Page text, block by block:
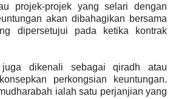
projek-projek yang selari dengan
akan dibahagikan bersama
dipersetujui pada ketika kontrak
juga dikenali sebagai qiradh atau
perkongsian keuntungan.
ialah satu perjanjian yang